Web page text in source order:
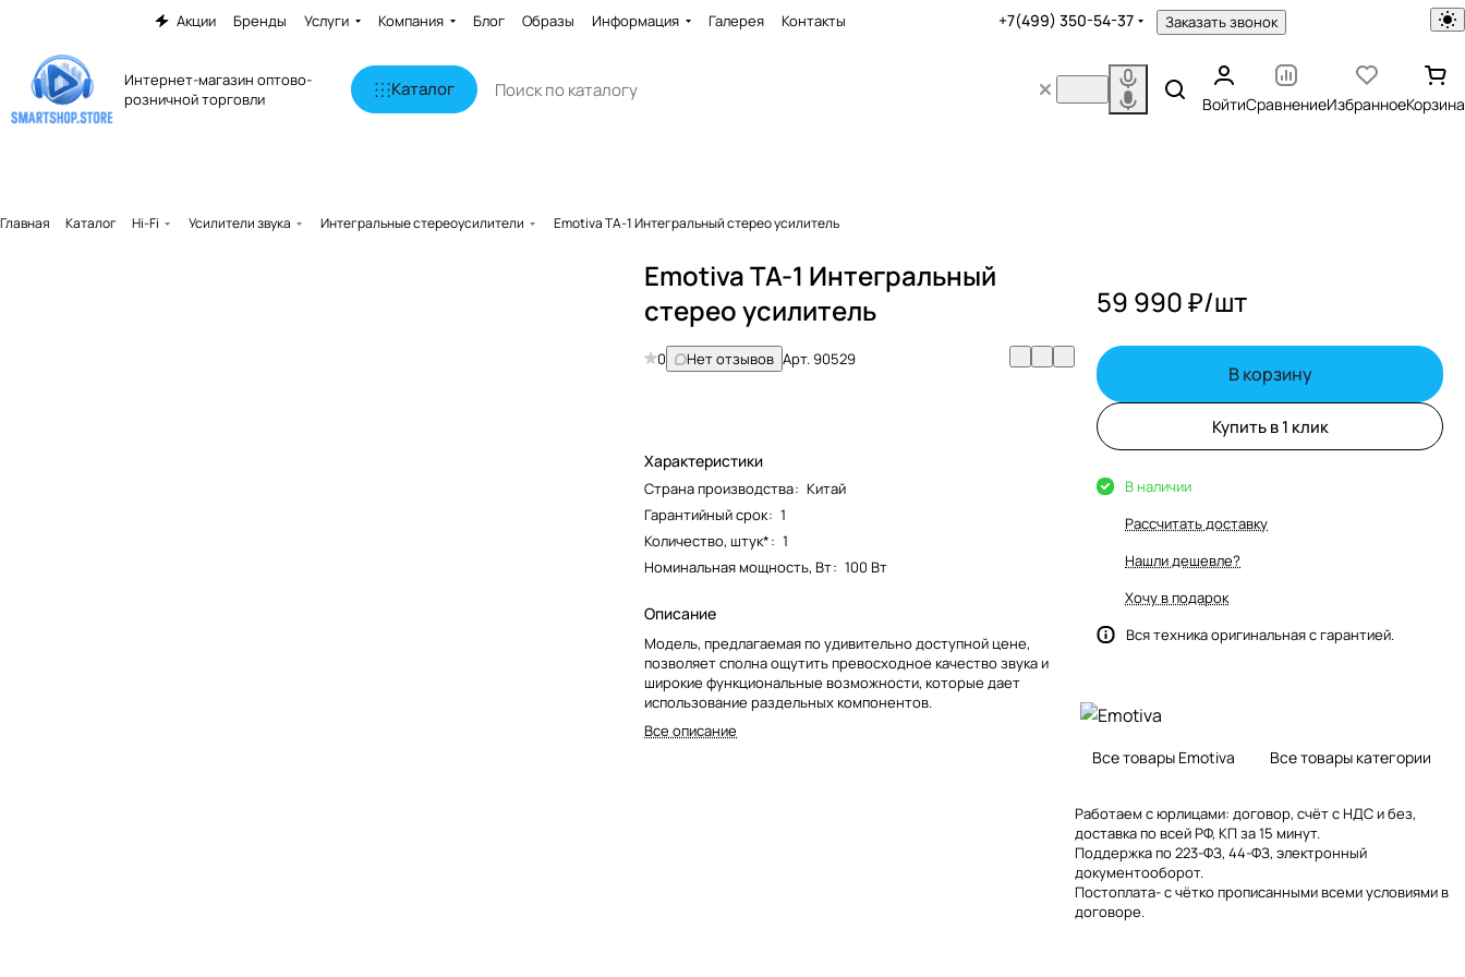
Акции Бренды Услуги Компания Блог Образы Информация Галерея Контакты +7(499) 350-54-37 Заказать звонок
Интернет-магазин оптово-
розничной торговли
Каталог
ВойтиСравнениеИзбранноеКорзина
Главная Каталог Hi-Fi Усилители звука Интегральные стереоусилители Emotiva TA-1 Интегральный стерео усилитель
Emotiva TA-1 Интегральный
стерео усилитель
0 Нет отзывов Арт.90529
Характеристики
Страна производства: Китай
Гарантийный срок: 1
Количество, штук*: 1
Номинальная мощность, Вт: 100 Вт
Описание
Модель, предлагаемая по удивительно доступной цене,
позволяет сполна ощутить превосходное качество звука и
широкие функциональные возможности, которые дает
использование раздельных компонентов.
Все описание
59 990 ₽/шт
В корзину
Купить в 1 клик
В наличии
Рассчитать доставку
Нашли дешевле?
Хочу в подарок
Вся техника оригинальная с гарантией.
Все товары Emotiva Все товары категории
Работаем с юрлицами: договор, счёт с НДС и без,
доставка по всей РФ, КП за 15 минут.
Поддержка по 223-ФЗ, 44-ФЗ, электронный
документооборот.
Постоплата- с чётко прописанными всеми условиями в
договоре.